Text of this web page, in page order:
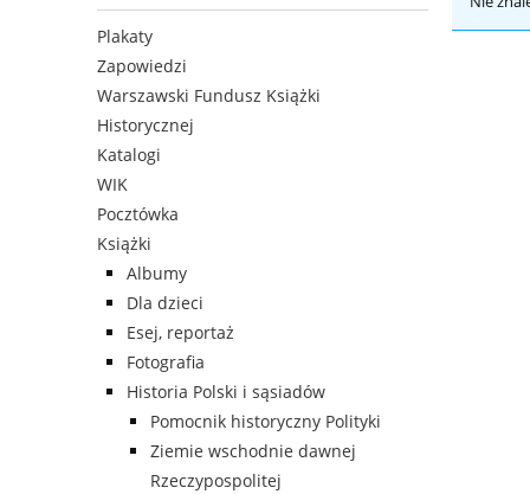
Plakaty
Zapowiedzi
Warszawski Fundusz Książki
Historycznej
Katalogi
WIK
Pocztówka
Książki
Albumy
Dla dzieci
Esej, reportaż
Fotografia
Historia Polski i sąsiadów
Pomocnik historyczny Polityki
Ziemie wschodnie dawnej
Rzeczypospolitej